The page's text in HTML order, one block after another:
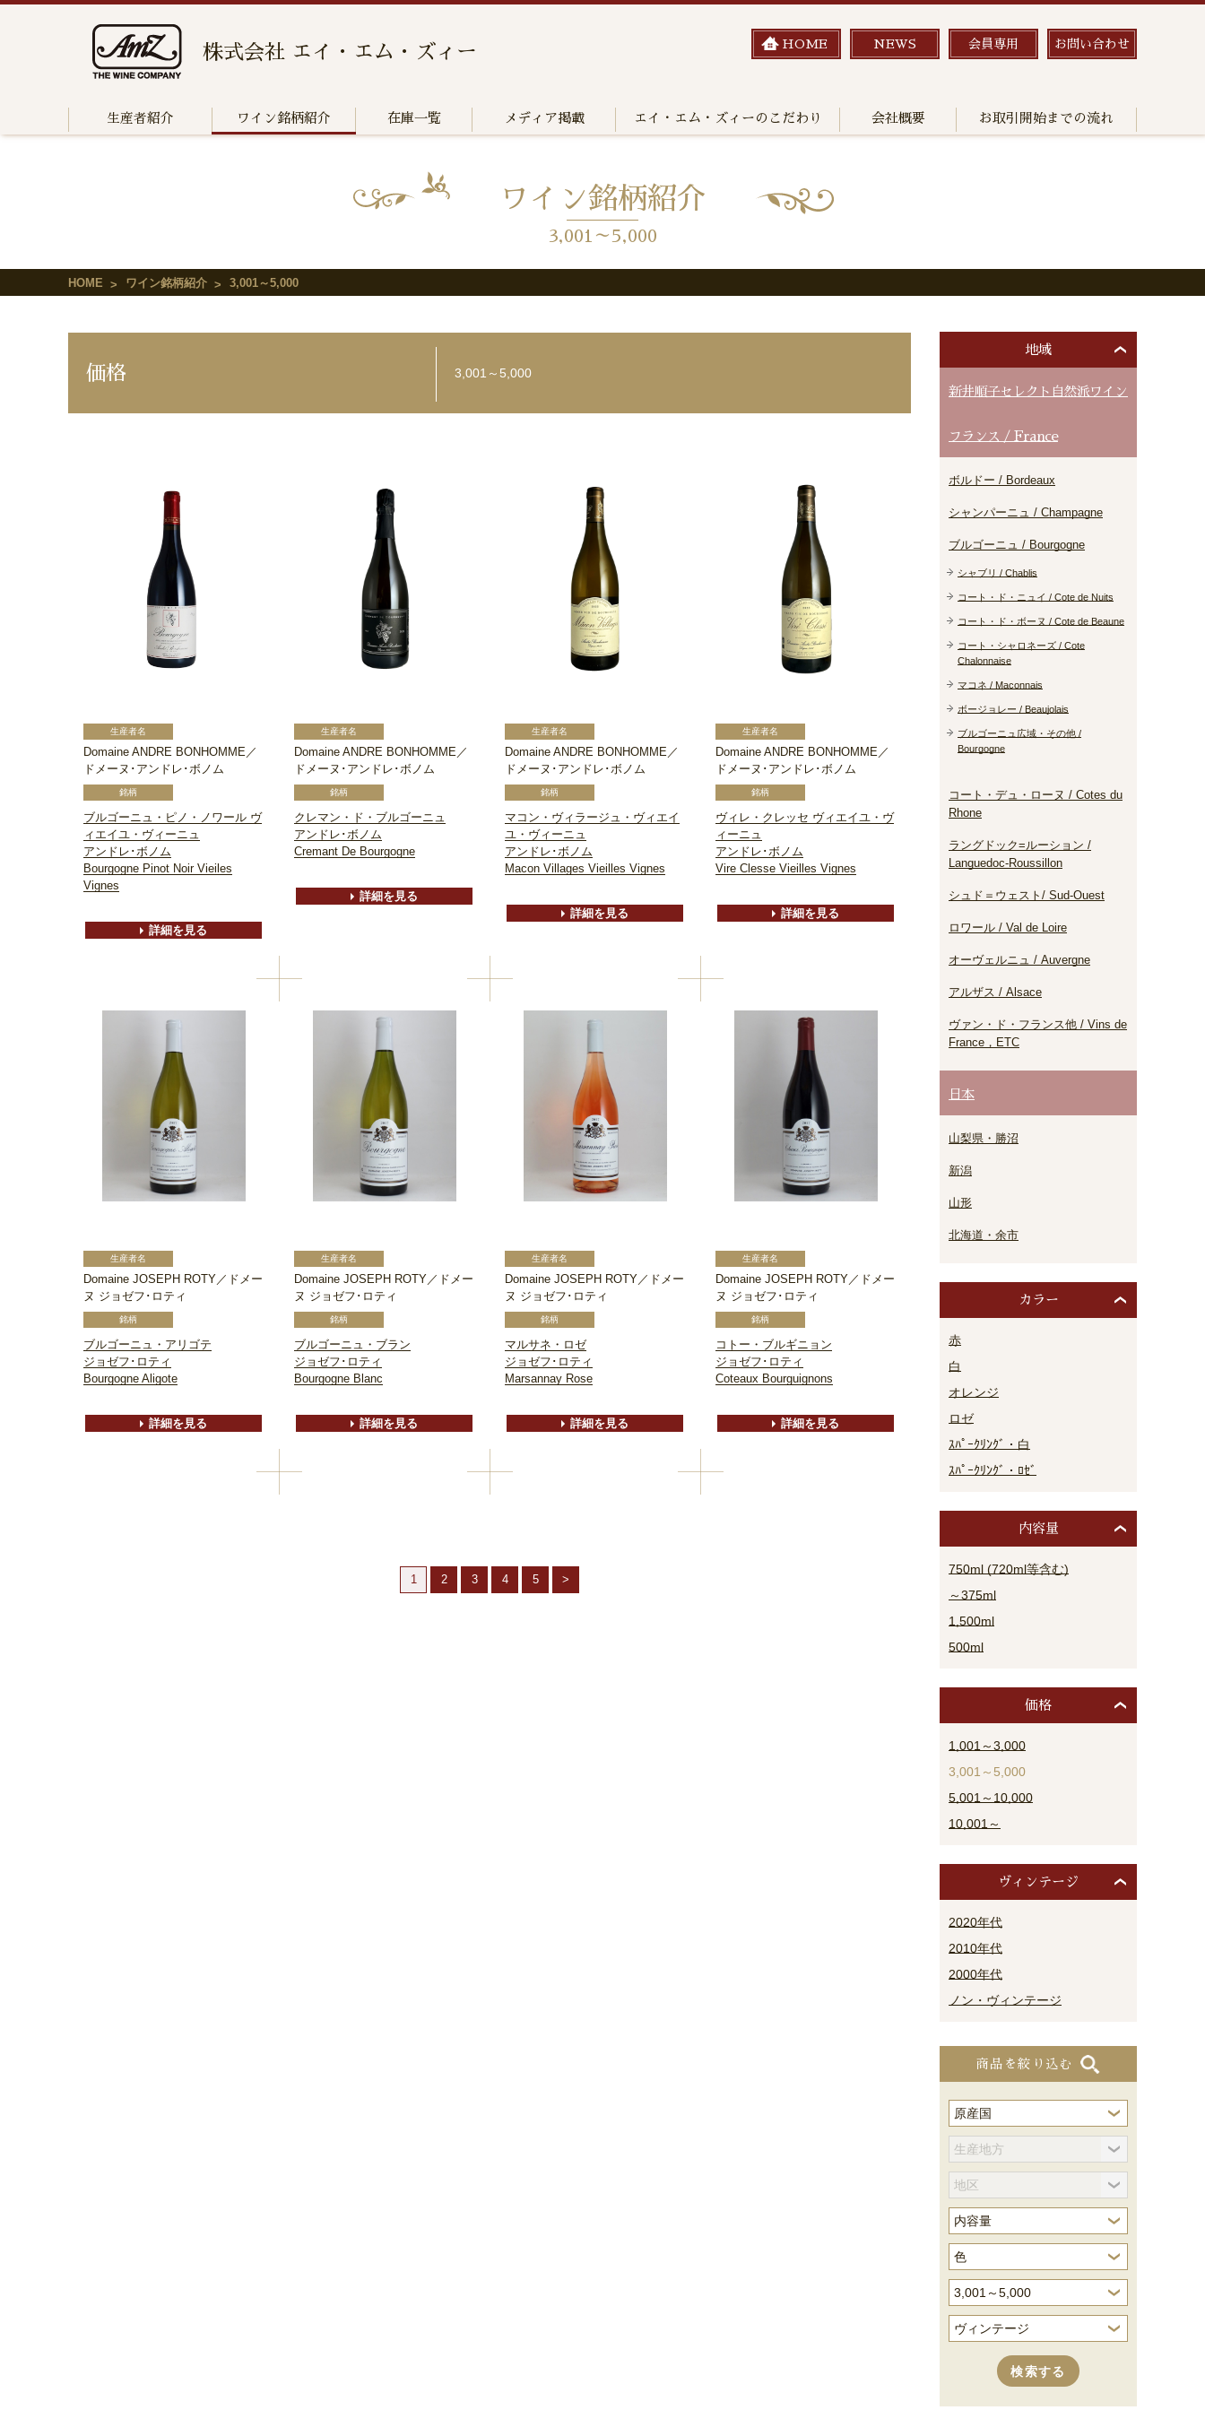
株式会社 エイ・エム・ズィー HOME NEWS 会員専用 お問い合わせ
生産者紹介 ワイン銘柄紹介 在庫一覧 メディア掲載 エイ・エム・ズィーのこだわり 会社概要 お取引開始までの流れ
ワイン銘柄紹介
3,001～5,000
HOME ワイン銘柄紹介 3,001～5,000
価格 3,001～5,000
Domaine ANDRE BONHOMME／
ドメーヌ･アンドレ･ボノム
ブルゴーニュ・ピノ・ノワール ヴ
ィエイユ・ヴィーニュ
アンドレ･ボノム
Bourgogne Pinot Noir Vieiles
Vignes
詳細を見る
Domaine ANDRE BONHOMME／
ドメーヌ･アンドレ･ボノム
クレマン・ド・ブルゴーニュ
アンドレ･ボノム
Cremant De Bourgogne
詳細を見る
Domaine ANDRE BONHOMME／
ドメーヌ･アンドレ･ボノム
マコン・ヴィラージュ・ヴィエイ
ユ・ヴィーニュ
アンドレ･ボノム
Macon Villages Vieilles Vignes
詳細を見る
Domaine ANDRE BONHOMME／
ドメーヌ･アンドレ･ボノム
ヴィレ・クレッセ ヴィエイユ・ヴ
ィーニュ
アンドレ･ボノム
Vire Clesse Vieilles Vignes
詳細を見る
Domaine JOSEPH ROTY／ドメー
ヌ ジョゼフ･ロティ
ブルゴーニュ・アリゴテ
ジョゼフ･ロティ
Bourgogne Aligote
詳細を見る
Domaine JOSEPH ROTY／ドメー
ヌ ジョゼフ･ロティ
ブルゴーニュ・ブラン
ジョゼフ･ロティ
Bourgogne Blanc
詳細を見る
Domaine JOSEPH ROTY／ドメー
ヌ ジョゼフ･ロティ
マルサネ・ロゼ
ジョゼフ･ロティ
Marsannay Rose
詳細を見る
Domaine JOSEPH ROTY／ドメー
ヌ ジョゼフ･ロティ
コトー・ブルギニョン
ジョゼフ･ロティ
Coteaux Bourguignons
詳細を見る
1 2 3 4 5 >
地域
新井順子セレクト自然派ワイン
フランス / France
ボルドー / Bordeaux
シャンパーニュ / Champagne
ブルゴーニュ / Bourgogne
シャブリ / Chablis
コート・ド・ニュイ / Cote de Nuits
コート・ド・ボーヌ / Cote de Beaune
コート・シャロネーズ / Cote
Chalonnaise
マコネ / Maconnais
ボージョレー / Beaujolais
ブルゴーニュ広域・その他 /
Bourgogne
コート・デュ・ローヌ / Cotes du
Rhone
ラングドック=ルーション /
Languedoc-Roussillon
シュド＝ウェスト/ Sud-Ouest
ロワール / Val de Loire
オーヴェルニュ / Auvergne
アルザス / Alsace
ヴァン・ド・フランス他 / Vins de
France，ETC
日本
山梨県・勝沼
新潟
山形
北海道・余市
カラー
赤
白
オレンジ
ロゼ
ｽﾊﾟｰｸﾘﾝｸﾞ・白
ｽﾊﾟｰｸﾘﾝｸﾞ・ﾛｾﾞ
内容量
750ml (720ml等含む)
～375ml
1,500ml
500ml
価格
1,001～3,000
3,001～5,000
5,001～10,000
10,001～
ヴィンテージ
2020年代
2010年代
2000年代
ノン・ヴィンテージ
商品を絞り込む